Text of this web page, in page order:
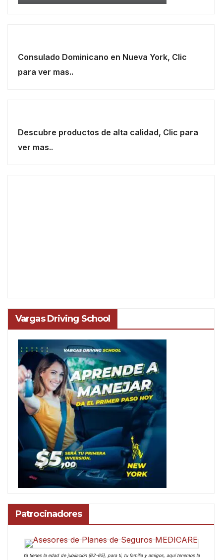
Consulado Dominicano en Nueva York, Clic
para ver mas..
Descubre productos de alta calidad, Clic para
ver mas..
Vargas Driving School
Patrocinadores
Ya tienes la edad de jubilación (62-65), para ti, tu familia y amigos, aquí tenemos la